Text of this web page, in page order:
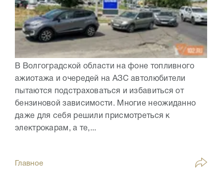
В Волгоградской области на фоне топливного
ажиотажа и очередей на АЗС автолюбители
пытаются подстраховаться и избавиться от
бензиновой зависимости. Многие неожиданно
даже для себя решили присмотреться к
электрокарам, а те,...
Главное